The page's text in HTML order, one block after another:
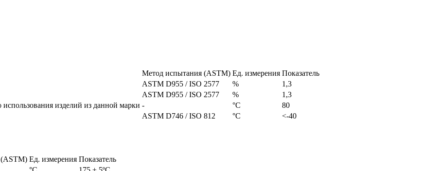
Метод испытания (ASTM) Ед. измерения Показатель
ASTM D955 / ISO 2577 %
1,3
ASTM D955 / ISO 2577 %
1,3
изделий из данной марки - °С
80
ASTM D746 / ISO 812 °С <-40
Ед. измерения Показатель